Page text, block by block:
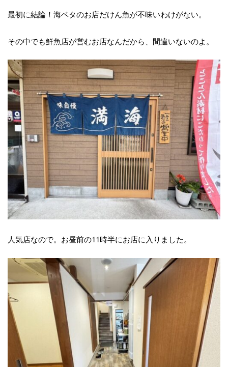
最初に結論！海ベタのお店だけん魚が不味いわけがない。
その中でも鮮魚店が営むお店なんだから、間違いないのよ。
人気店なので。お昼前の11時半にお店に入りました。